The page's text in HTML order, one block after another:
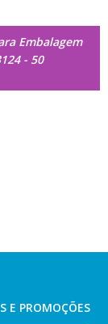
Embalagem
- 50
E PROMOÇÕES